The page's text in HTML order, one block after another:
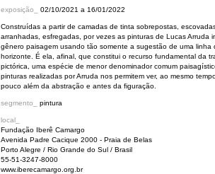
exposição_ 02/10/2021 a 16/01/2022
Construídas a partir de camadas de tinta sobrepostas,
arranhadas, esfregadas, por vezes as pinturas de Lucas Arruda
gênero paisagem usando tão somente a sugestão de uma linha
horizonte. É ela, afinal, que constitui o recurso fundamental da
pictórica, uma espécie de menor denominador comum
pinturas realizadas por Arruda nos permitem ver, ao mesmo
pouco além da abstração e antes da figuração.
segmento_ pintura
local_
Fundação Iberê Camargo
Avenida Padre Cacique 2000 - Praia de Belas
Porto Alegre / Rio Grande do Sul / Brasil
55-51-3247-8000
www.iberecamargo.org.br